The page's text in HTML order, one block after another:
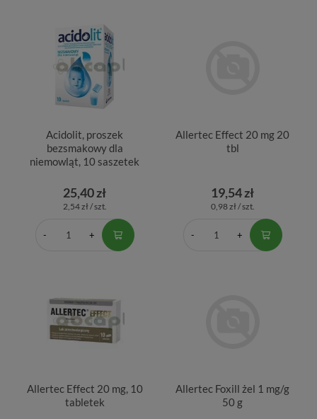
Acidolit, proszek
bezsmakowy dla
niemowląt, 10 saszetek
25,40 zł
2,54 zł / szt.
Allertec Effect 20 mg 20
tbl
19,54 zł
0,98 zł / szt.
Allertec Effect 20 mg, 10
tabletek
Allertec Foxill żel 1 mg/g
50 g